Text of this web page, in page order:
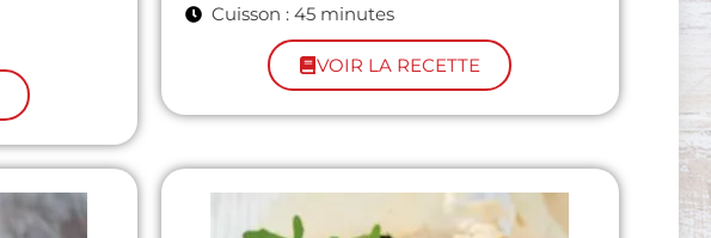
Cuisson : 45 minutes
VOIR LA RECETTE